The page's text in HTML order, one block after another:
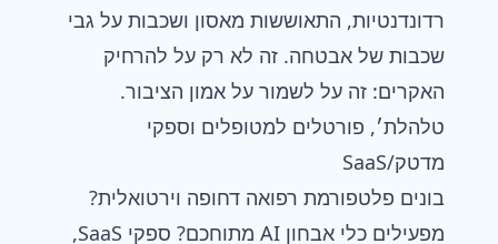
רדונדנטיות, התאוששות מאסון ושכבות על גבי
שכבות של אבטחה. זה לא רק על להרחיק
האקרים: זה על לשמור על אמון הציבור.
טלהלת׳, פורטלים למטופלים וספקי
מדטק/SaaS
בונים פלטפורמת רפואה דחופה וירטואלית?
מפעילים כלי אבחון AI מתוחכם? ספקי SaaS,